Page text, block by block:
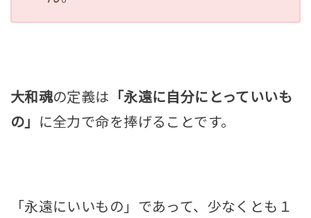
大和魂の定義は 「永遠に自分にとっていいも
の」
に全力で命を捧げることです。
「 永遠にいいもの 」であって、少なくとも１